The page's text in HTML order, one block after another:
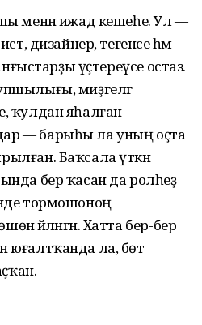
менән ижад кешеһе. Ул —
дизайнер, тегенсе һәм
үҫтереүсе остаз.
миҙгелгә
ҡулдан яһалған
— барыһы ла уның оҫта
Баҡсала үткән
бер ҡасан да ролһеҙ
тормошоноң
әйләнгән. Хатта бер-бер
ла, бөтә